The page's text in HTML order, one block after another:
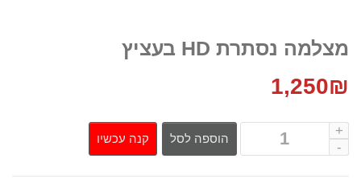
מצלמה נסתרת HD בעציץ
1,250₪
הוספה לסל קנה עכשיו